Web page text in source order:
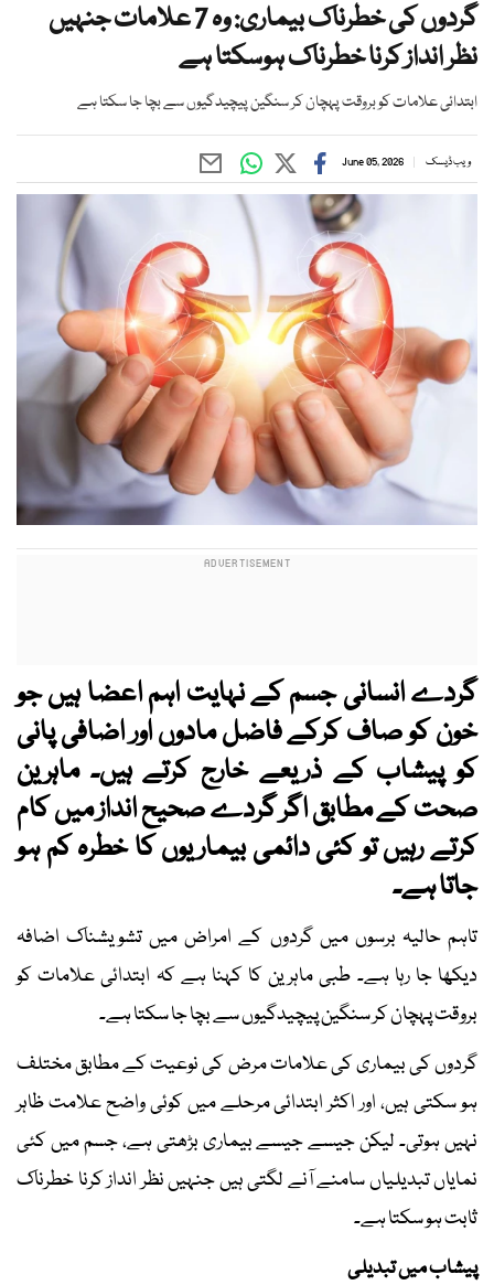
گردوں کی خطرناک بیماری: وہ 7 علامات جنہیں
نظر انداز کرنا خطرناک ہوسکتا ہے
ابتدائی علامات کو بروقت پہچان کر سنگین پیچیدگیوں سے بچا جا سکتا ہے
ویب ڈیسک June 05, 2026
گردے انسانی جسم کے نہایت اہم اعضا ہیں جو
خون کو صاف کرکے فاضل مادوں اور اضافی پانی
کو پیشاب کے ذریعے خارج کرتے ہیں۔ ماہرین
صحت کے مطابق اگر گردے صحیح انداز میں کام
کرتے رہیں تو کئی دائمی بیماریوں کا خطرہ کم ہو
جاتا ہے۔
تاہم حالیہ برسوں میں گردوں کے امراض میں تشویشناک اضافہ
دیکھا جا رہا ہے۔ طبی ماہرین کا کہنا ہے کہ ابتدائی علامات کو
بروقت پہچان کر سنگین پیچیدگیوں سے بچا جا سکتا ہے۔
گردوں کی بیماری کی علامات مرض کی نوعیت کے مطابق مختلف
ہو سکتی ہیں، اور اکثر ابتدائی مرحلے میں کوئی واضح علامت ظاہر
نہیں ہوتی۔ لیکن جیسے جیسے بیماری بڑھتی ہے، جسم میں کئی
نمایاں تبدیلیاں سامنے آنے لگتی ہیں جنہیں نظر انداز کرنا خطرناک
ثابت ہو سکتا ہے۔
پیشاب میں تبدیلی